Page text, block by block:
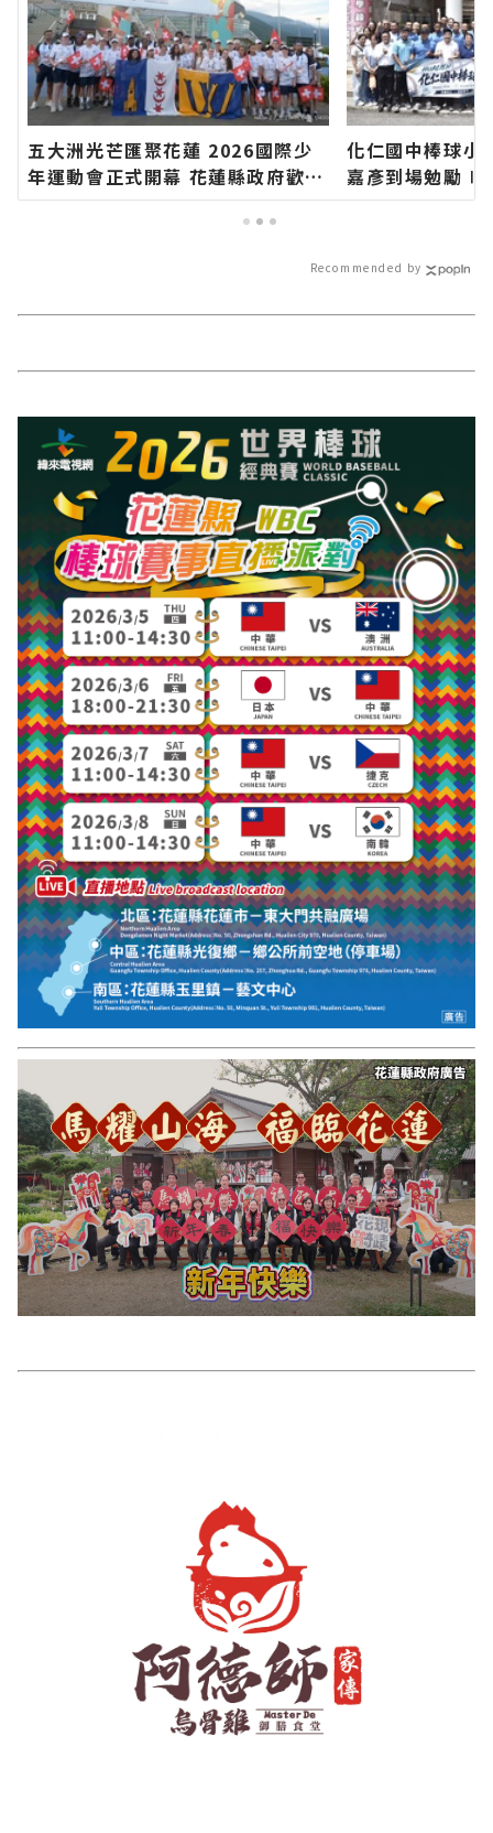
五大洲光芒匯聚花蓮 2026國際少
年運動會正式開幕 花蓮縣政府歡迎
全球年輕選手團隊 以運動連結世
界、以文化凝聚友誼∣花蓮新聞網
化仁國中棒球小
嘉彥到場勉勵∣
站各類新聞－最
Recommended by